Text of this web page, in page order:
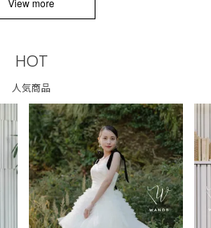
View more
HOT
人気商品